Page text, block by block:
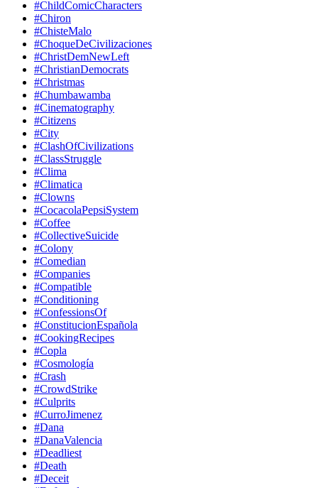
#ChildComicCharacters
#Chiron
#ChisteMalo
#ChoqueDeCivilizaciones
#ChristDemNewLeft
#ChristianDemocrats
#Christmas
#Chumbawamba
#Cinematography
#Citizens
#City
#ClashOfCivilizations
#ClassStruggle
#Clima
#Climatica
#Clowns
#CocacolaPepsiSystem
#Coffee
#CollectiveSuicide
#Colony
#Comedian
#Companies
#Compatible
#Conditioning
#ConfessionsOf
#ConstitucionEspañola
#CookingRecipes
#Copla
#Cosmología
#Crash
#CrowdStrike
#Culprits
#CurroJimenez
#Dana
#DanaValencia
#Deadliest
#Death
#Deceit